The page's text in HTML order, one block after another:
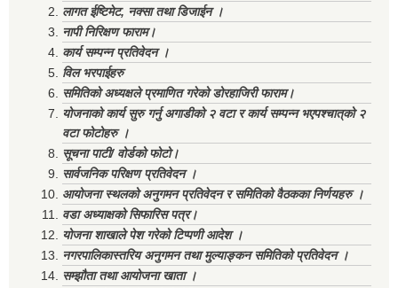
लागत ईष्टिमेट, नक्सा तथा डिजाईन ।
नापी निरिक्षण फाराम।
कार्य सम्पन्न प्रतिवेदन ।
विल भरपाईहरु
समितिको अध्यक्षले प्रमाणित गरेको डोरहाजिरी फाराम।
योजनाको कार्य सुरु गर्नु अगाडीको २ वटा र कार्य सम्पन्न भएपश्चात्‌को २
वटा फोटोहरु ।
सूचना पाटी/ वोर्डको फोटो।
सार्वजनिक परिक्षण प्रतिवेदन ।
आयोजना स्थलको अनुगमन प्रतिवेदन र समितिको वैठकका निर्णयहरु ।
वडा अध्याक्षको सिफारिस पत्र।
योजना शाखाले पेश गरेको टिप्पणी आदेश ।
नगरपालिकास्तरिय अनुगमन तथा मुल्याङ्कन समितिको प्रतिवेदन ।
सम्झौता तथा आयोजना खाता ।